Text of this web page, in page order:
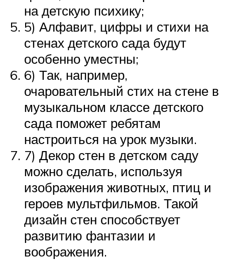
на детскую психику;
5) Алфавит, цифры и стихи на
стенах детского сада будут
особенно уместны;
6) Так, например,
очаровательный стих на стене в
музыкальном классе детского
сада поможет ребятам
настроиться на урок музыки.
7) Декор стен в детском саду
можно сделать, используя
изображения животных, птиц и
героев мультфильмов. Такой
дизайн стен способствует
развитию фантазии и
воображения.